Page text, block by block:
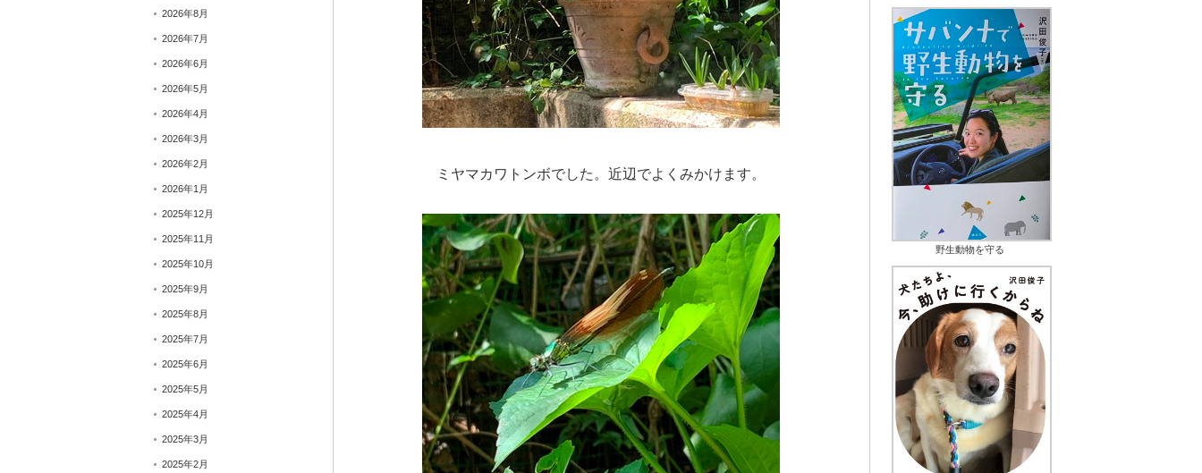
ミヤマカワトンボでした。近辺でよくみかけます。
2026年8月
2026年7月
2026年6月
2026年5月
2026年4月
2026年3月
2026年2月
2026年1月
2025年12月
2025年11月
2025年10月
2025年9月
2025年8月
2025年7月
2025年6月
2025年5月
2025年4月
2025年3月
2025年2月
野生動物を守る